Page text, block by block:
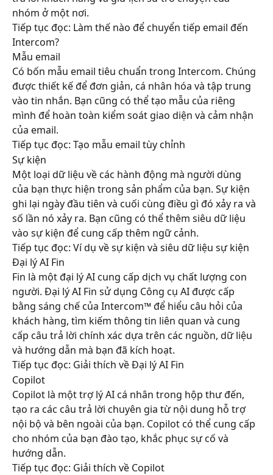
nhóm ở một nơi.
Tiếp tục đọc: Làm thế nào để chuyển tiếp email đến
Intercom?
Mẫu email
Có bốn mẫu email tiêu chuẩn trong Intercom. Chúng
được thiết kế để đơn giản, cá nhân hóa và tập trung
vào tin nhắn. Bạn cũng có thể tạo mẫu của riêng
mình để hoàn toàn kiểm soát giao diện và cảm nhận
của email.
Tiếp tục đọc: Tạo mẫu email tùy chỉnh
Sự kiện
Một loại dữ liệu về các hành động mà người dùng
của bạn thực hiện trong sản phẩm của bạn. Sự kiện
ghi lại ngày đầu tiên và cuối cùng điều gì đó xảy ra và
số lần nó xảy ra. Bạn cũng có thể thêm siêu dữ liệu
vào sự kiện để cung cấp thêm ngữ cảnh.
Tiếp tục đọc: Ví dụ về sự kiện và siêu dữ liệu sự kiện
Đại lý AI Fin
Fin là một đại lý AI cung cấp dịch vụ chất lượng con
người. Đại lý AI Fin sử dụng Công cụ AI được cấp
bằng sáng chế của Intercom™ để hiểu câu hỏi của
khách hàng, tìm kiếm thông tin liên quan và cung
cấp câu trả lời chính xác dựa trên các nguồn, dữ liệu
và hướng dẫn mà bạn đã kích hoạt.
Tiếp tục đọc: Giải thích về Đại lý AI Fin
Copilot
Copilot là một trợ lý AI cá nhân trong hộp thư đến,
tạo ra các câu trả lời chuyên gia từ nội dung hỗ trợ
nội bộ và bên ngoài của bạn. Copilot có thể cung cấp
cho nhóm của bạn đào tạo, khắc phục sự cố và
hướng dẫn.
Tiếp tục đọc: Giải thích về Copilot